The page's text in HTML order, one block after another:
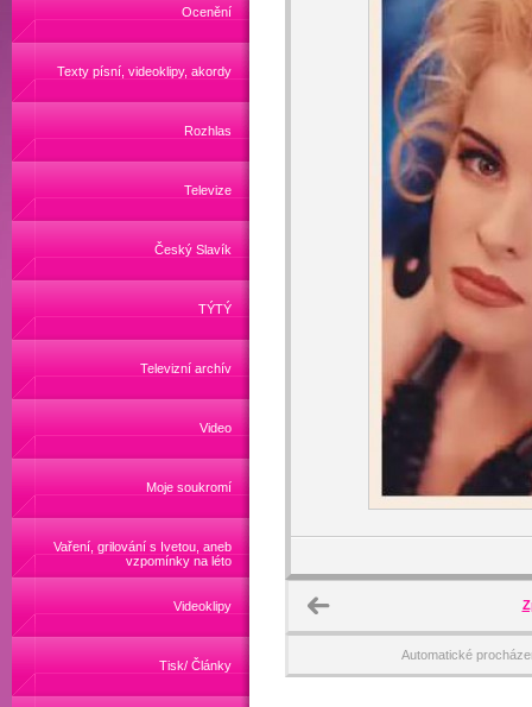
Ocenění
Texty písní, videoklipy, akordy
Rozhlas
Televize
Český Slavík
TÝTÝ
Televizní archív
Video
Moje soukromí
Vaření, grilování s Ivetou, aneb
vzpomínky na léto
Videoklipy
Tisk/ Články
Automatické